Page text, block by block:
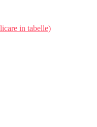
in tabelle)